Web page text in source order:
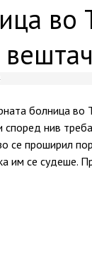
во
болница во
нив
се проширил
им се судеше.